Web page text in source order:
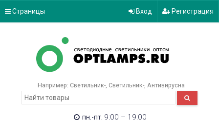
Страницы Вход Регистрация
Например: Светильник- Светильник- Антивирусна
пн.-пт. 9:00 – 19:00